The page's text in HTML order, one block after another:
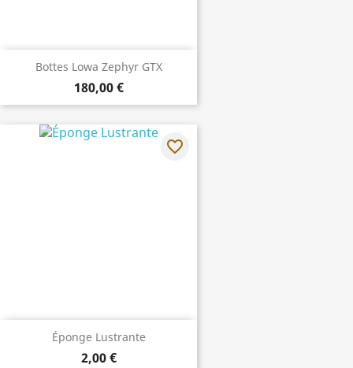
Bottes Lowa Zephyr GTX
180,00 €
Éponge Lustrante
2,00 €
favorite_border